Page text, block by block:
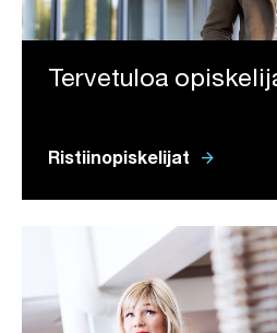
Tervetuloa
Ristiinopiskelijat arrow_forward